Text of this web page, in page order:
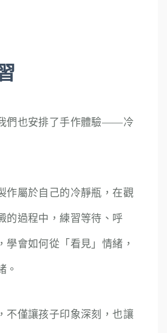
們也安排了手作體驗——冷
作屬於自己的冷靜瓶，在觀
的過程中，練習等待、呼
學會如何從「看見」情緒，
。
不僅讓孩子印象深刻，也讓